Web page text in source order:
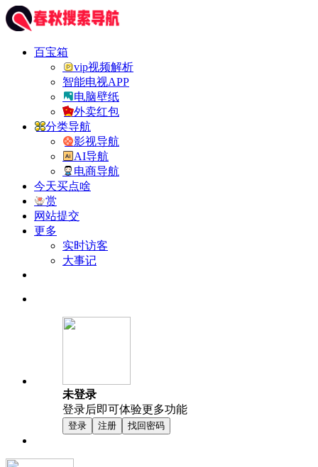
百宝箱
vip视频解析
智能电视APP
电脑壁纸
外卖红包
分类导航
影视导航
AI导航
电商导航
今天买点啥
赏
网站提交
更多
实时访客
大事记
未登录
登录后即可体验更多功能
登录 注册 找回密码